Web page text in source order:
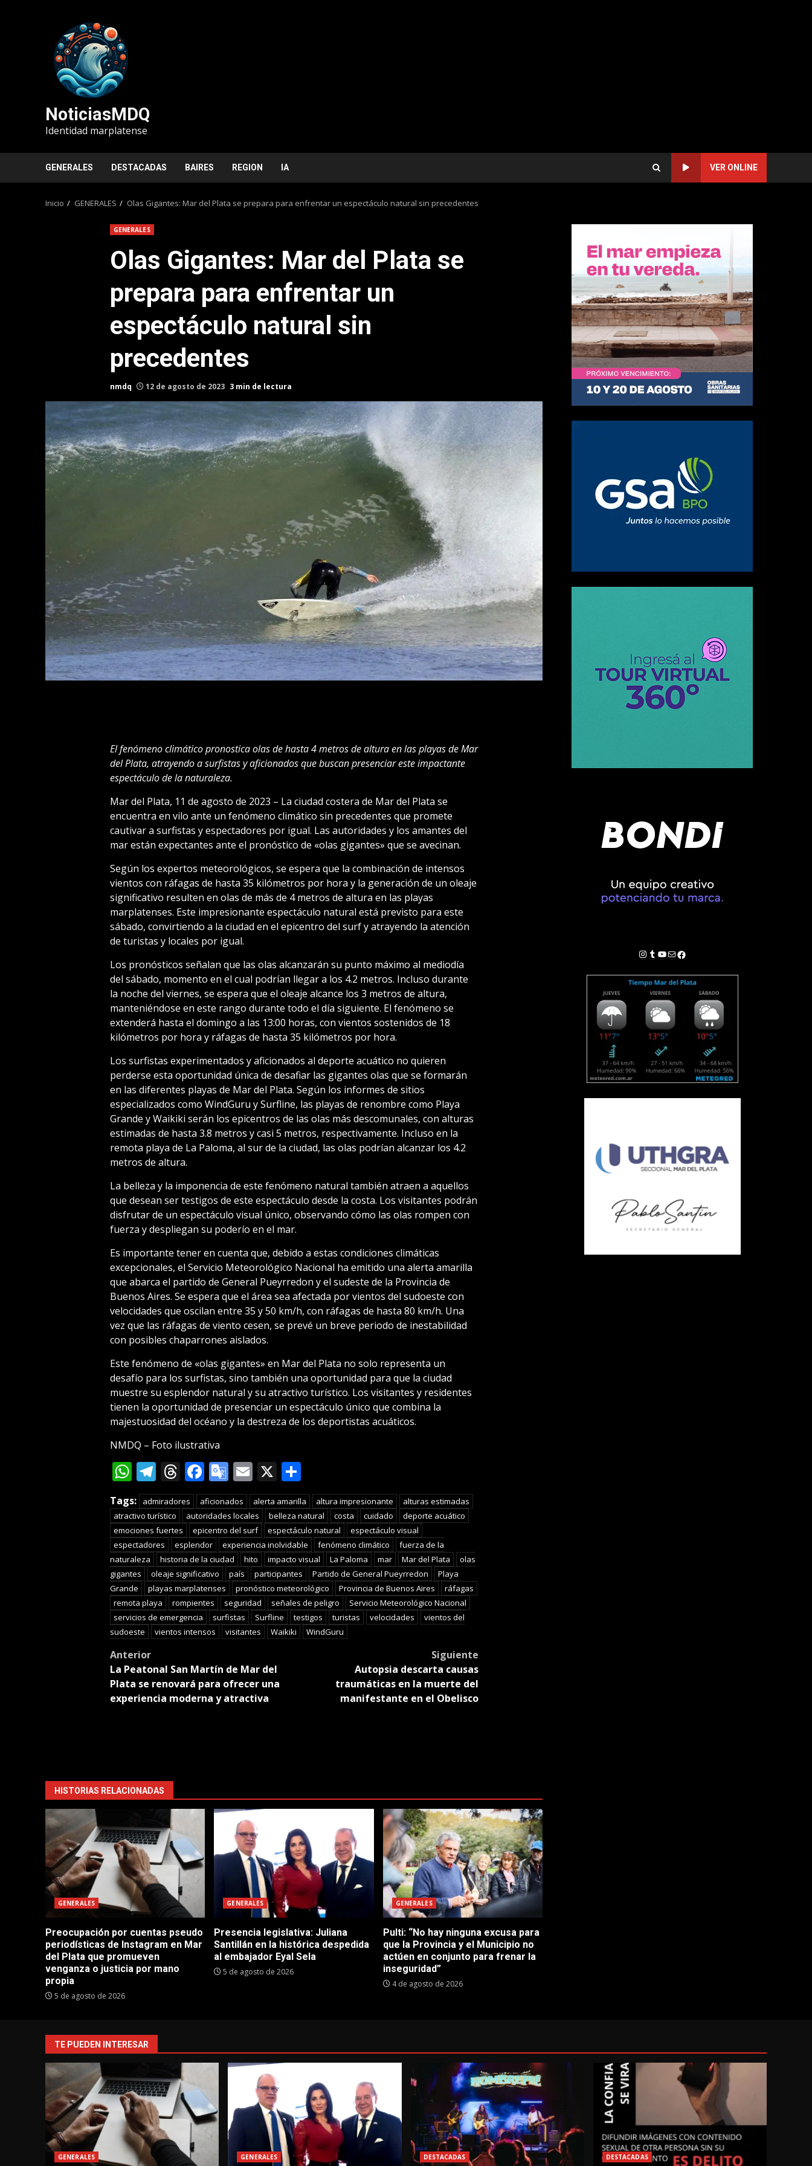
NoticiasMDQ
Identidad marplatense
GENERALES DESTACADAS BAIRES REGION IA VER ONLINE
Inicio GENERALES Olas Gigantes: Mar del Plata se prepara para enfrentar un espectáculo natural sin precedentes
GENERALES
Olas Gigantes: Mar del Plata se
prepara para enfrentar un
espectáculo natural sin
precedentes
nmdq 12 de agosto de 2023 3 min de lectura
El fenómeno climático pronostica olas de hasta 4 metros de altura en las playas de Mar
del Plata, atrayendo a surfistas y aficionados que buscan presenciar este impactante
espectáculo de la naturaleza.
Mar del Plata, 11 de agosto de 2023 – La ciudad costera de Mar del Plata se
encuentra en vilo ante un fenómeno climático sin precedentes que promete
cautivar a surfistas y espectadores por igual. Las autoridades y los amantes del
mar están expectantes ante el pronóstico de «olas gigantes» que se avecinan.
Según los expertos meteorológicos, se espera que la combinación de intensos
vientos con ráfagas de hasta 35 kilómetros por hora y la generación de un oleaje
significativo resulten en olas de más de 4 metros de altura en las playas
marplatenses. Este impresionante espectáculo natural está previsto para este
sábado, convirtiendo a la ciudad en el epicentro del surf y atrayendo la atención
de turistas y locales por igual.
Los pronósticos señalan que las olas alcanzarán su punto máximo al mediodía
del sábado, momento en el cual podrían llegar a los 4.2 metros. Incluso durante
la noche del viernes, se espera que el oleaje alcance los 3 metros de altura,
manteniéndose en este rango durante todo el día siguiente. El fenómeno se
extenderá hasta el domingo a las 13:00 horas, con vientos sostenidos de 18
kilómetros por hora y ráfagas de hasta 35 kilómetros por hora.
Los surfistas experimentados y aficionados al deporte acuático no quieren
perderse esta oportunidad única de desafiar las gigantes olas que se formarán
en las diferentes playas de Mar del Plata. Según los informes de sitios
especializados como WindGuru y Surfline, las playas de renombre como Playa
Grande y Waikiki serán los epicentros de las olas más descomunales, con alturas
estimadas de hasta 3.8 metros y casi 5 metros, respectivamente. Incluso en la
remota playa de La Paloma, al sur de la ciudad, las olas podrían alcanzar los 4.2
metros de altura.
La belleza y la imponencia de este fenómeno natural también atraen a aquellos
que desean ser testigos de este espectáculo desde la costa. Los visitantes podrán
disfrutar de un espectáculo visual único, observando cómo las olas rompen con
fuerza y despliegan su poderío en el mar.
Es importante tener en cuenta que, debido a estas condiciones climáticas
excepcionales, el Servicio Meteorológico Nacional ha emitido una alerta amarilla
que abarca el partido de General Pueyrredon y el sudeste de la Provincia de
Buenos Aires. Se espera que el área sea afectada por vientos del sudoeste con
velocidades que oscilan entre 35 y 50 km/h, con ráfagas de hasta 80 km/h. Una
vez que las ráfagas de viento cesen, se prevé un breve periodo de inestabilidad
con posibles chaparrones aislados.
Este fenómeno de «olas gigantes» en Mar del Plata no solo representa un
desafío para los surfistas, sino también una oportunidad para que la ciudad
muestre su esplendor natural y su atractivo turístico. Los visitantes y residentes
tienen la oportunidad de presenciar un espectáculo único que combina la
majestuosidad del océano y la destreza de los deportistas acuáticos.
NMDQ – Foto ilustrativa
WhatsApp
Telegram
Threads
Facebook
Google
Translate
Email
X Compartir
Tags: admiradores aficionados alerta amarilla altura impresionante
alturas estimadas
atractivo turístico
autoridades locales belleza natural costa cuidado
deporte acuático
emociones fuertes
epicentro del surf espectáculo natural
espectáculo visual
espectadores
esplendor experiencia inolvidable fenómeno climático
fuerza de la
naturaleza
historia de la ciudad hito impacto visual La Paloma mar Mar del Plata
olas
gigantes
oleaje significativo país participantes Partido de General Pueyrredon
Playa
Grande
playas marplatenses pronóstico meteorológico Provincia de Buenos Aires
ráfagas
remota playa
rompientes seguridad señales de peligro
Servicio Meteorológico Nacional
servicios de emergencia
surfistas Surfline testigos turistas velocidades
vientos del
sudoeste
vientos intensos visitantes Waikiki WindGuru
Post
navigation
Anterior
La Peatonal San Martín de Mar del
Plata se renovará para ofrecer una
experiencia moderna y atractiva
Siguiente
Autopsia descarta causas
traumáticas en la muerte del
manifestante en el Obelisco
HISTORIAS RELACIONADAS
GENERALES
Preocupación por cuentas pseudo
periodísticas de Instagram en Mar
del Plata que promueven
venganza o justicia por mano
propia
5 de agosto de 2026
GENERALES
Presencia legislativa: Juliana
Santillán en la histórica despedida
al embajador Eyal Sela
5 de agosto de 2026
GENERALES
Pulti: “No hay ninguna excusa para
que la Provincia y el Municipio no
actúen en conjunto para frenar la
inseguridad”
4 de agosto de 2026
Instagram
Tumblr
YouTube
Correo electrónico
Facebook
TE PUEDEN INTERESAR
GENERALES GENERALES DESTACADAS DESTACADAS